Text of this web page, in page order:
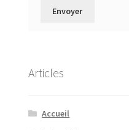
Articles
Accueil